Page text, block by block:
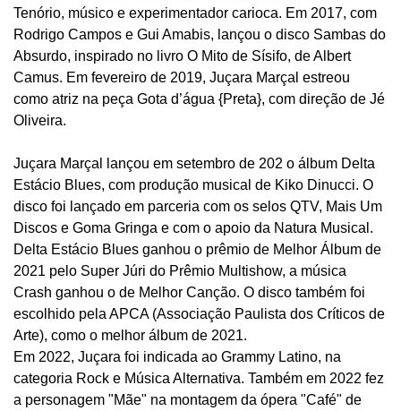
Tenório, músico e experimentador carioca. Em 2017, com
Rodrigo Campos e Gui Amabis, lançou o disco Sambas do
Absurdo, inspirado no livro O Mito de Sísifo, de Albert
Camus. Em fevereiro de 2019, Juçara Marçal estreou
como atriz na peça Gota d’água {Preta}, com direção de Jé
Oliveira.
Juçara Marçal lançou em setembro de 202 o álbum Delta
Estácio Blues, com produção musical de Kiko Dinucci. O
disco foi lançado em parceria com os selos QTV, Mais Um
Discos e Goma Gringa e com o apoio da Natura Musical.
Delta Estácio Blues ganhou o prêmio de Melhor Álbum de
2021 pelo Super Júri do Prêmio Multishow, a música
Crash ganhou o de Melhor Canção. O disco também foi
escolhido pela APCA (Associação Paulista dos Críticos de
Arte), como o melhor álbum de 2021.
Em 2022, Juçara foi indicada ao Grammy Latino, na
categoria Rock e Música Alternativa. Também em 2022 fez
a personagem "Mãe" na montagem da ópera "Café" de